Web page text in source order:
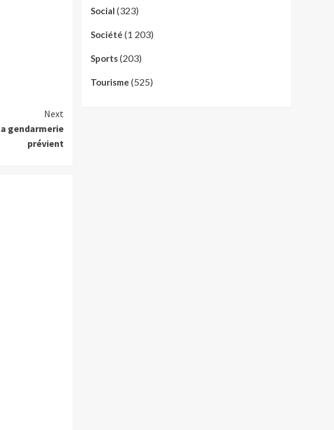
Next
gendarmerie
prévient
Social (323)
Société (1 203)
Sports(203)
Tourisme (525)